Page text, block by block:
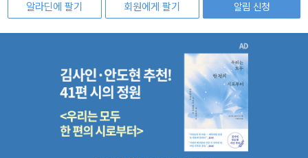
알라딘에 팔기
회원에게 팔기
알림 신청